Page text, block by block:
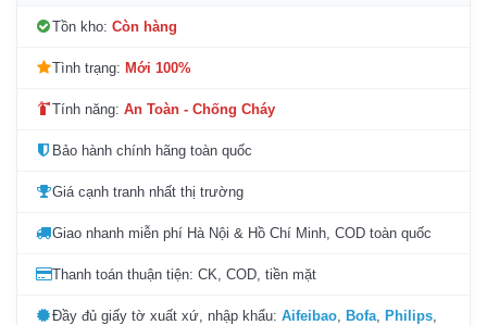
Tồn kho: Còn hàng
Tình trạng: Mới 100%
Tính năng: An Toàn - Chống Cháy
Bảo hành chính hãng toàn quốc
Giá cạnh tranh nhất thị trường
Giao nhanh miễn phí Hà Nội & Hồ Chí Minh, COD toàn quốc
Thanh toán thuận tiện: CK, COD, tiền mặt
Đầy đủ giấy tờ xuất xứ, nhập khẩu: Aifeibao Bofa Philips